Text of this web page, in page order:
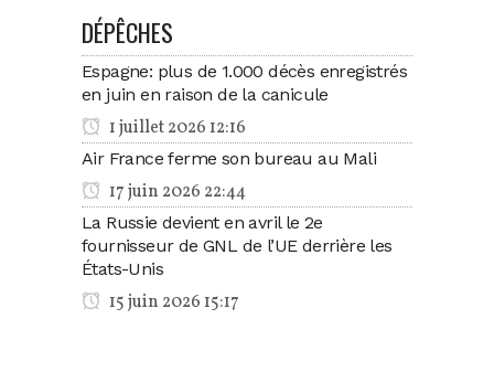
DÉPÊCHES
Espagne: plus de 1.000 décès enregistrés
en juin en raison de la canicule
1 juillet 2026 12:16
Air France ferme son bureau au Mali
17 juin 2026 22:44
La Russie devient en avril le 2e
fournisseur de GNL de l’UE derrière les
États-Unis
15 juin 2026 15:17